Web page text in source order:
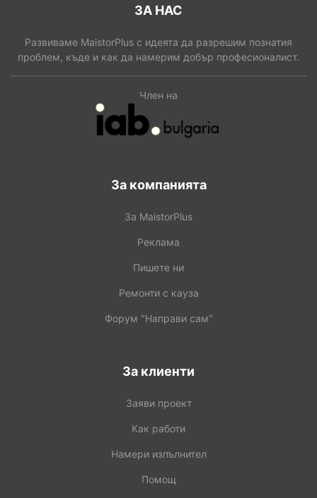
ЗА НАС
Развиваме MaistorPlus с идеята да разрешим познатия
проблем, къде и как да намерим добър професионалист.
Член на
За компанията
За MaistorPlus
Реклама
Пишете ни
Ремонти с кауза
Форум "Направи сам"
За клиенти
Заяви проект
Как работи
Намери изпълнител
Помощ